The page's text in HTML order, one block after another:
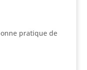
pratique de